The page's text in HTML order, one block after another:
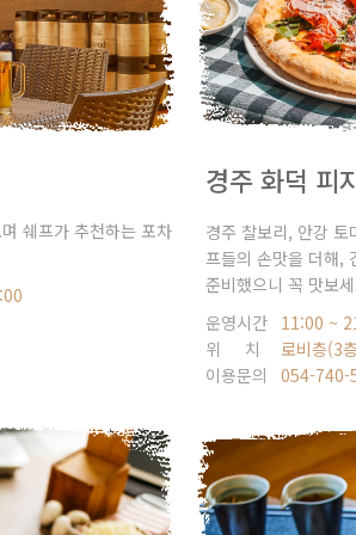
쉐프가 추천하는 포차
경주 화덕 피
경주 찰보리, 안강
프들의 손맛을 더해,
준비했으니 꼭 맛보
운영시간 11:00 ~
위 치
로비층(3
이용문의
054-740-